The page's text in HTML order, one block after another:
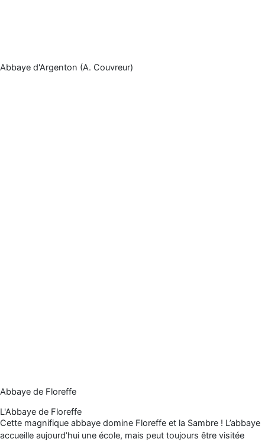
Abbaye d'Argenton (A. Couvreur)
Abbaye de Floreffe
L'Abbaye de Floreffe
Cette magnifique abbaye domine Floreffe et la Sambre ! L’abbaye
accueille aujourd’hui une école, mais peut toujours être visitée